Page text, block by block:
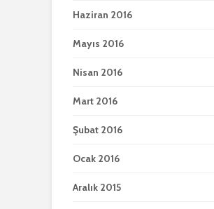
Haziran 2016
Mayıs 2016
Nisan 2016
Mart 2016
Şubat 2016
Ocak 2016
Aralık 2015